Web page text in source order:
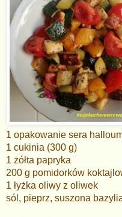
1 opakowanie sera
1 cukinia (300 g)
1 żółta papryka
200 g pomidorków
1 łyżka oliwy z oliwek
sól, pieprz, suszona